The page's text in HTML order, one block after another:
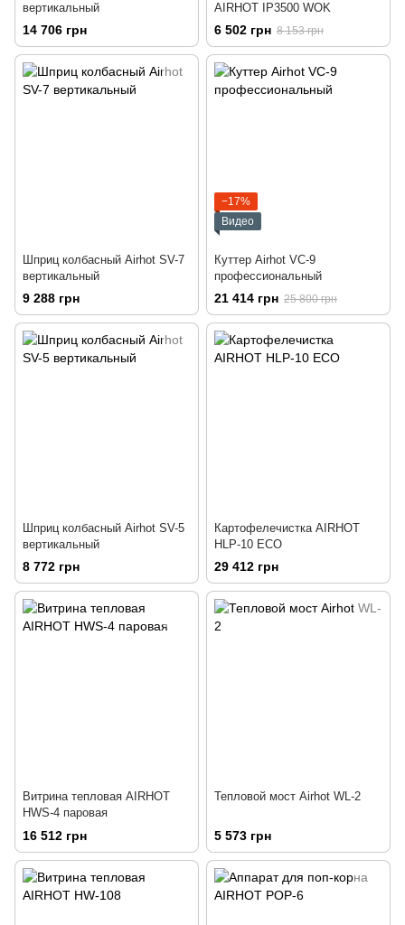
вертикальный
14 706 грн
AIRHOT IP3500 WOK
6 502 грн 8 153 грн
Шприц колбасный Airhot SV-7
вертикальный
9 288 грн
−17%
Видео
Куттер Airhot VC-9
профессиональный
21 414 грн 25 800 грн
Шприц колбасный Airhot SV-5
вертикальный
8 772 грн
Картофелечистка AIRHOT
HLP-10 ECO
29 412 грн
Витрина тепловая AIRHOT
HWS-4 паровая
16 512 грн
Тепловой мост Airhot WL-2
5 573 грн